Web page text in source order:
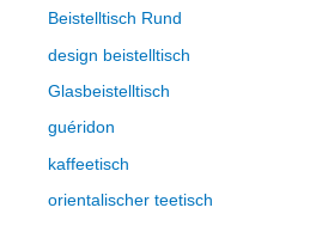
Beistelltisch Rund
design beistelltisch
Glasbeistelltisch
guéridon
kaffeetisch
orientalischer teetisch